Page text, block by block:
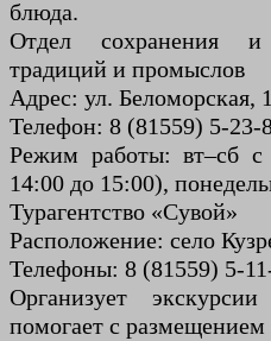
блюда.
Отдел сохранения и
традиций и промыслов
Адрес: ул. Беломорская,
Телефон: 8 (81559) 5-23-
Режим работы: вт–сб
14:00 до 15:00),
Турагентство «Сувой»
Расположение: село
Телефоны: 8 (81559) 5-
Организует
помогает с